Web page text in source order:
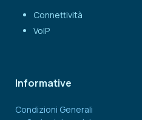
Connettività
VoIP
Informative
Condizioni Generali